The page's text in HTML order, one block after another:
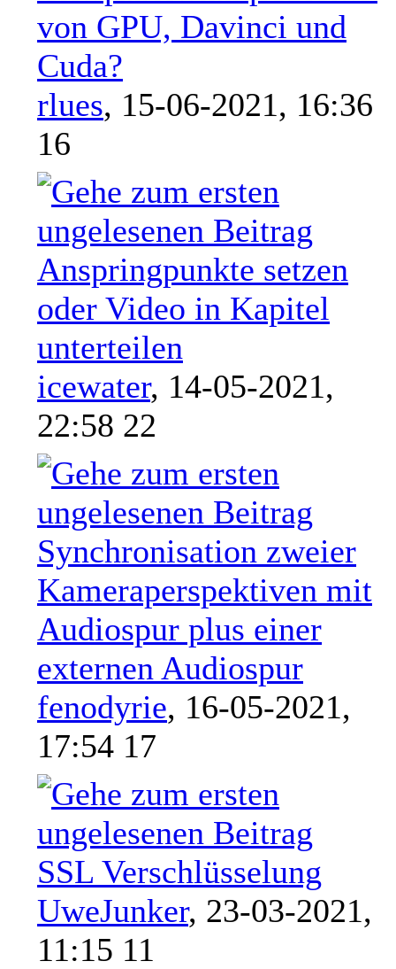
von GPU, Davinci und
Cuda?
rlues, 15-06-2021, 16:36
16
Anspringpunkte setzen
oder Video in Kapitel
unterteilen
icewater, 14-05-2021,
22:58 22
Synchronisation zweier
Kameraperspektiven mit
Audiospur plus einer
externen Audiospur
fenodyrie, 16-05-2021,
17:54 17
SSL Verschlüsselung
UweJunker, 23-03-2021,
11:15 11